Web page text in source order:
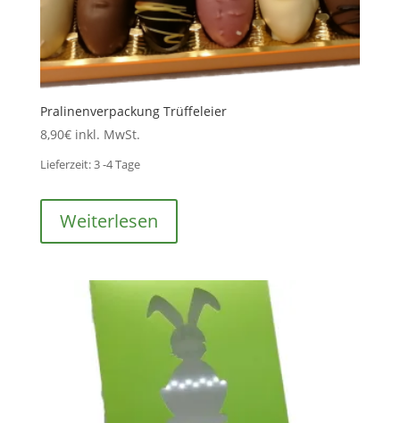
Pralinenverpackung Trüffeleier
8,90€ inkl. MwSt.
Lieferzeit:3 -4 Tage
Weiterlesen